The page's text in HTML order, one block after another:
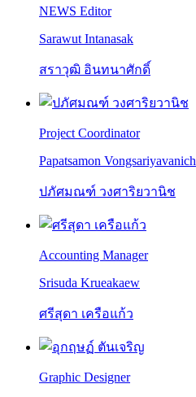
NEWS Editor
Sarawut Intanasak
สราวุฒิ อินทนาศักดิ์
Project Coordinator
Papatsamon Vongsariyavanich
ปภัศมณฑ์ วงศาริยวานิช
Accounting Manager
Srisuda Krueakaew
ศรีสุดา เครือแก้ว
Graphic Designer